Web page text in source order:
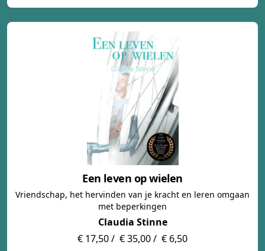
Een leven op wielen
Vriendschap, het hervinden van je kracht en leren omgaan
met beperkingen
Claudia Stinne
€ 17,50 / € 35,00 / € 6,50